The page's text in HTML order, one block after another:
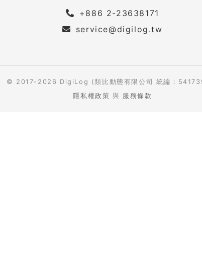
+886 2-23638171
service@digilog.tw
© 2017-2026 DigiLog (類比動態有限公司 統編：
隱私權政策 與 服務條款